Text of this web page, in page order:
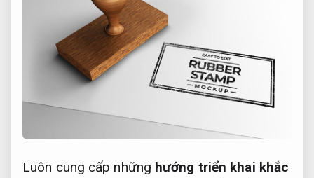
Luôn cung cấp những hướng triển khai khắc